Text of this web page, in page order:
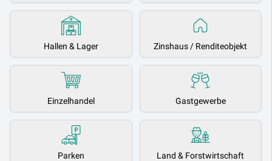
Hallen & Lager Zinshaus / Renditeobjekt
Einzelhandel Gastgewerbe
Parken Land & Forstwirtschaft